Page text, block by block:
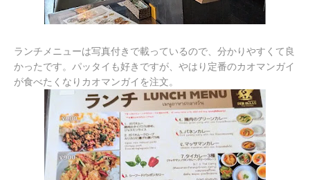
ランチメニューは写真付きで載っているので、分かりやすくて良
かったです。パッタイも好きですが、やはり定番のカオマンガイ
が食べたくなりカオマンガイを注文。